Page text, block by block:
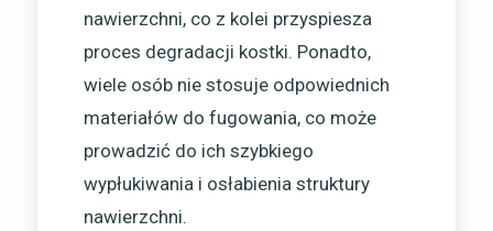
nawierzchni, co z kolei przyspiesza
proces degradacji kostki. Ponadto,
wiele osób nie stosuje odpowiednich
materiałów do fugowania, co może
prowadzić do ich szybkiego
wypłukiwania i osłabienia struktury
nawierzchni.